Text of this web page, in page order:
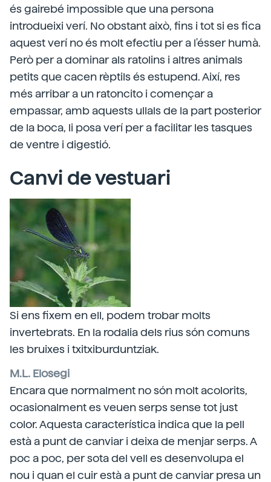
és gairebé impossible que una persona
introdueixi verí. No obstant això, fins i tot si es fica
aquest verí no és molt efectiu per a l'ésser humà.
Però per a dominar als ratolins i altres animals
petits que cacen rèptils és estupend. Així, res
més arribar a un ratoncito i començar a
empassar, amb aquests ullals de la part posterior
de la boca, li posa verí per a facilitar les tasques
de ventre i digestió.
Canvi de vestuari
Si ens fixem en ell, podem trobar molts
invertebrats. En la rodalia dels rius són comuns
les bruixes i txitxiburduntziak.
M.L. Elosegi
Encara que normalment no són molt acolorits,
ocasionalment es veuen serps sense tot just
color. Aquesta característica indica que la pell
està a punt de canviar i deixa de menjar serps. A
poc a poc, per sota del vell es desenvolupa el
nou i quan el cuir està a punt de canviar presa un